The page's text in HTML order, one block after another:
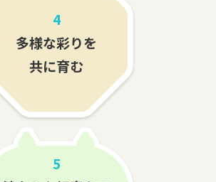
4
多様な彩りを
共に育む
5